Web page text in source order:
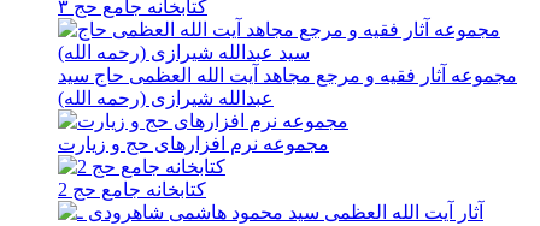
کتابخانه جامع حج ۳
مجموعه آثار فقیه و مرجع مجاهد آیت الله العظمی حاج سید
عبدالله شیرازی (رحمه الله)
مجموعه نرم افزارهای حج و زیارت
کتابخانه جامع حج 2